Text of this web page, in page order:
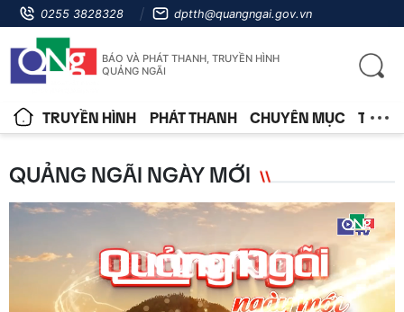
0255 3828328 dptth@quangngai.gov.vn
BÁO VÀ PHÁT THANH, TRUYỀN HÌNH
QUẢNG NGÃI
TRUYỀN HÌNH PHÁT THANH CHUYÊN MỤC TIN
QUẢNG NGÃI NGÀY MỚI